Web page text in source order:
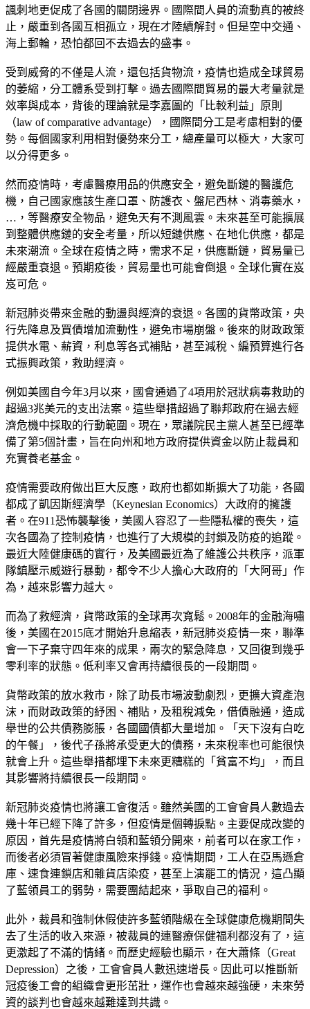
諷刺地更促成了各國的關閉邊界。國際間人員的流動真的被終
止，嚴重到各國互相孤立，現在才陸續解封。但是空中交通、
海上郵輪，恐怕都回不去過去的盛事。
受到威脅的不僅是人流，還包括貨物流，疫情也造成全球貿易
的萎縮，分工體系受到打擊。過去國際間貿易的最大考量就是
效率與成本，背後的理論就是李嘉圖的「比較利益」原則
（law of comparative advantage），國際間分工是考慮相對的優
勢。每個國家利用相對優勢來分工，總產量可以極大，大家可
以分得更多。
然而疫情時，考慮醫療用品的供應安全，避免斷鏈的醫護危
機，自己國家應該生產口罩、防護衣、盤尼西林、消毒藥水，
…，等醫療安全物品，避免天有不測風雲。未來甚至可能擴展
到整體供應鏈的安全考量，所以短鏈供應、在地化供應，都是
未來潮流。全球在疫情之時，需求不足，供應斷鏈，貿易量已
經嚴重衰退。預期疫後，貿易量也可能會倒退。全球化實在岌
岌可危。
新冠肺炎帶來金融的動盪與經濟的衰退。各國的貨幣政策，央
行先降息及買債增加流動性，避免市場崩盤。後來的財政政策
提供水電、薪資，利息等各式補貼，甚至減稅、編預算進行各
式振興政策，救助經濟。
例如美國自今年3月以來，國會通過了4項用於冠狀病毒救助的
超過3兆美元的支出法案。這些舉措超過了聯邦政府在過去經
濟危機中採取的行動範圍。現在，眾議院民主黨人甚至已經準
備了第5個計畫，旨在向州和地方政府提供資金以防止裁員和
充實養老基金。
疫情需要政府做出巨大反應，政府也都如斯擴大了功能，各國
都成了凱因斯經濟學（Keynesian Economics）大政府的擁護
者。在911恐怖襲擊後，美國人容忍了一些隱私權的喪失，這
次各國為了控制疫情，也進行了大規模的封鎖及防疫的追蹤。
最近大陸健康碼的實行，及美國最近為了維護公共秩序，派軍
隊鎮壓示威遊行暴動，都令不少人擔心大政府的「大阿哥」作
為，越來影響力越大。
而為了救經濟，貨幣政策的全球再次寬鬆。2008年的金融海嘯
後，美國在2015底才開始升息縮表，新冠肺炎疫情一來，聯準
會一下子棄守四年來的成果，兩次的緊急降息，又回復到幾乎
零利率的狀態。低利率又會再持續很長的一段期間。
貨幣政策的放水救市，除了助長市場波動劇烈，更擴大資產泡
沫，而財政政策的紓困、補貼，及租稅減免，借債融通，造成
舉世的公共債務膨脹，各國國債都大量增加。「天下沒有白吃
的午餐」，後代子孫將承受更大的債務，未來稅率也可能很快
就會上升。這些舉措都埋下未來更糟糕的「貧富不均」，而且
其影響將持續很長一段期間。
新冠肺炎疫情也將讓工會復活。雖然美國的工會會員人數過去
幾十年已經下降了許多，但疫情是個轉捩點。主要促成改變的
原因，首先是疫情將白領和藍領分開來，前者可以在家工作，
而後者必須冒著健康風險來掙錢。疫情期間，工人在亞馬遜倉
庫、速食連鎖店和雜貨店染疫，甚至上演罷工的情況，這凸顯
了藍領員工的弱勢，需要團結起來，爭取自己的福利。
此外，裁員和強制休假使許多藍領階級在全球健康危機期間失
去了生活的收入來源，被裁員的連醫療保健福利都沒有了，這
更激起了不滿的情緒。而歷史經驗也顯示，在大蕭條（Great
Depression）之後，工會會員人數迅速增長。因此可以推斷新
冠疫後工會的組織會更形茁壯，運作也會越來越強硬，未來勞
資的談判也會越來越難達到共識。